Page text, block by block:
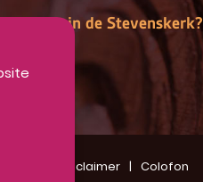
dingen in de Stevenskerk?
Disclaimer Colofon